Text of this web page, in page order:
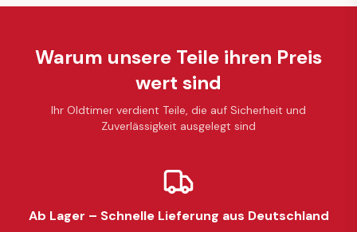
Warum unsere Teile ihren Preis
wert sind
Ihr Oldtimer verdient Teile, die auf Sicherheit und
Zuverlässigkeit ausgelegt sind
Ab Lager – Schnelle Lieferung aus Deutschland